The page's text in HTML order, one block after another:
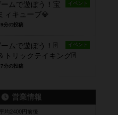
イベント
ームで遊ぼう！宝
ィキューブ💎
分の投稿
イベント
ムで遊ぼう！🃏
トリックテイキング🃏
分の投稿
営業情報
平均2400円前後